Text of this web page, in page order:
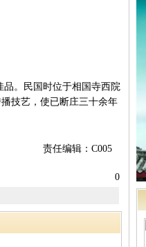
。民国时位于相国寺西院
技艺，使已断庄三十余年
责任编辑：C005
0